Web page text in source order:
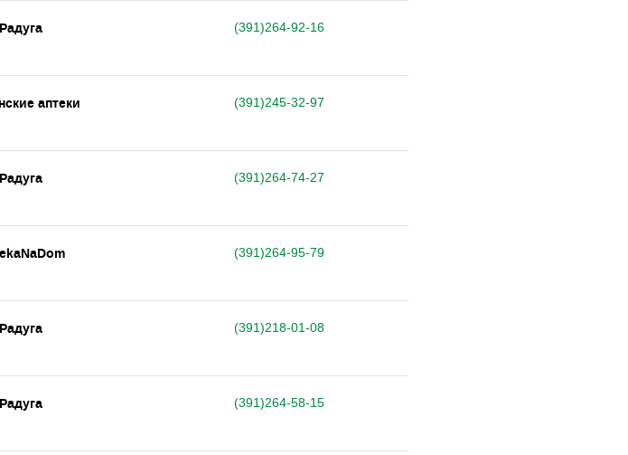
Радуга (391)264-92-16
аптеки (391)245-32-97
Радуга (391)264-74-27
(391)264-95-79
Радуга (391)218-01-08
Радуга (391)264-58-15